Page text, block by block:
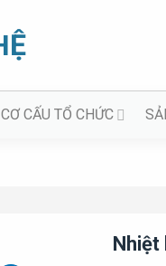
CƠ CẤU TỔ CHỨC
Nhiệt